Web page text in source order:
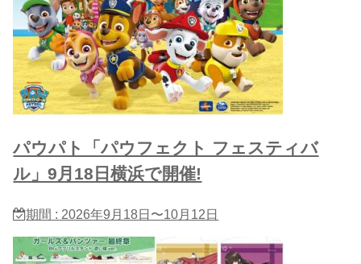
パウパト「パウフェクト フェスティバ
ル」9月18日横浜で開催!
期間 : 2026年9月18日〜10月12日